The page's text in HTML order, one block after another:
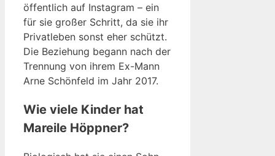
öffentlich auf Instagram – ein
für sie großer Schritt, da sie ihr
Privatleben sonst eher schützt.
Die Beziehung begann nach der
Trennung von ihrem Ex-Mann
Arne Schönfeld im Jahr 2017.
Wie viele Kinder hat
Mareile Höppner?